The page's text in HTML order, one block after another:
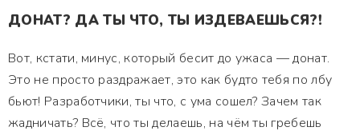
ДОНАТ? ДА ТЫ ЧТО, ТЫ ИЗДЕВАЕШЬСЯ?!
Вот, кстати, минус, который бесит до ужаса — донат.
Это не просто раздражает, это как будто тебя по лбу
бьют! Разработчики, ты что, с ума сошел? Зачем так
жадничать? Всё, что ты делаешь, на чём ты гребешь